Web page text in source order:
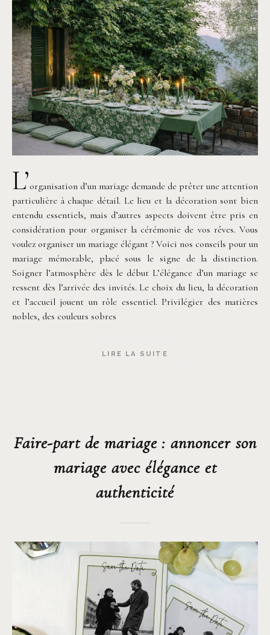
L’organisation d’un mariage demande de prêter une attention
particulière à chaque détail. Le lieu et la décoration sont bien
entendu essentiels, mais d’autres aspects doivent être pris en
considération pour organiser la cérémonie de vos rêves. Vous
voulez organiser un mariage élégant ? Voici nos conseils pour un
mariage mémorable, placé sous le signe de la distinction.
Soigner l’atmosphère dès le début L’élégance d’un mariage se
ressent dès l’arrivée des invités. Le choix du lieu, la décoration
et l’accueil jouent un rôle essentiel. Privilégier des matières
nobles, des couleurs sobres
LIRE LA SUITE
Faire-part de mariage : annoncer son
mariage avec élégance et
authenticité